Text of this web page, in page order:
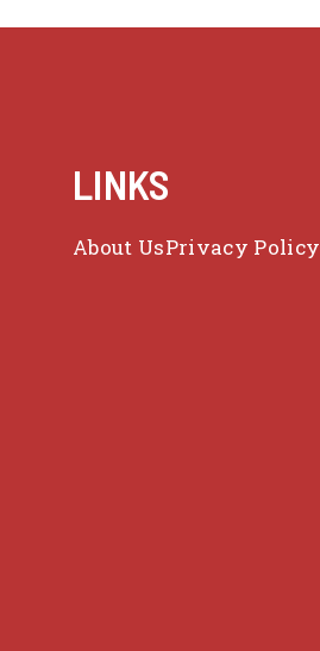
LINKS
About UsPrivacy Policy